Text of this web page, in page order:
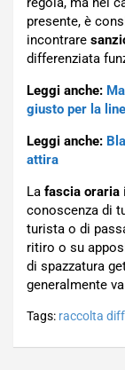
presente, è
incontrare
differenziata
Leggi anche:
giusto per la
Leggi anche:
attira
La fascia oraria
conoscenza di
turista o di
ritiro o su
di spazzatura
generalmente
Tags: raccolta